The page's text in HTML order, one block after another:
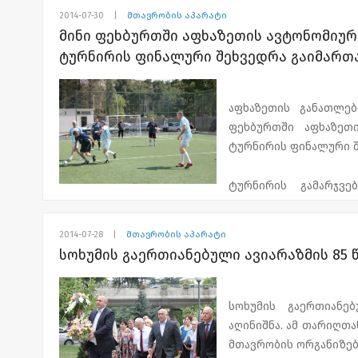
გადანაწილდა: I
მედლებით,
მთავრობის
აფხაზეთის
საქართველსო
აქტიურ სპორტულ
2014-07-30 მთავრობის აპარატი
მინი ფეხბურთში აფხაზეთის
ტურნირის ფინალური შეხვედრა
აფხაზეთის
ფეხბურთში
ტურნირის ფინალური
ტურნირის
ფინანსთა და
პირველ ადგილზე
აფხაზეთის
მოვალეობის
2014-07-28| მთავრობის აპარატი
სოხუმის გაერთიანებული ავიარაზმის 85
სოხუმის
აღინიშნა. ამ
მთავრობის